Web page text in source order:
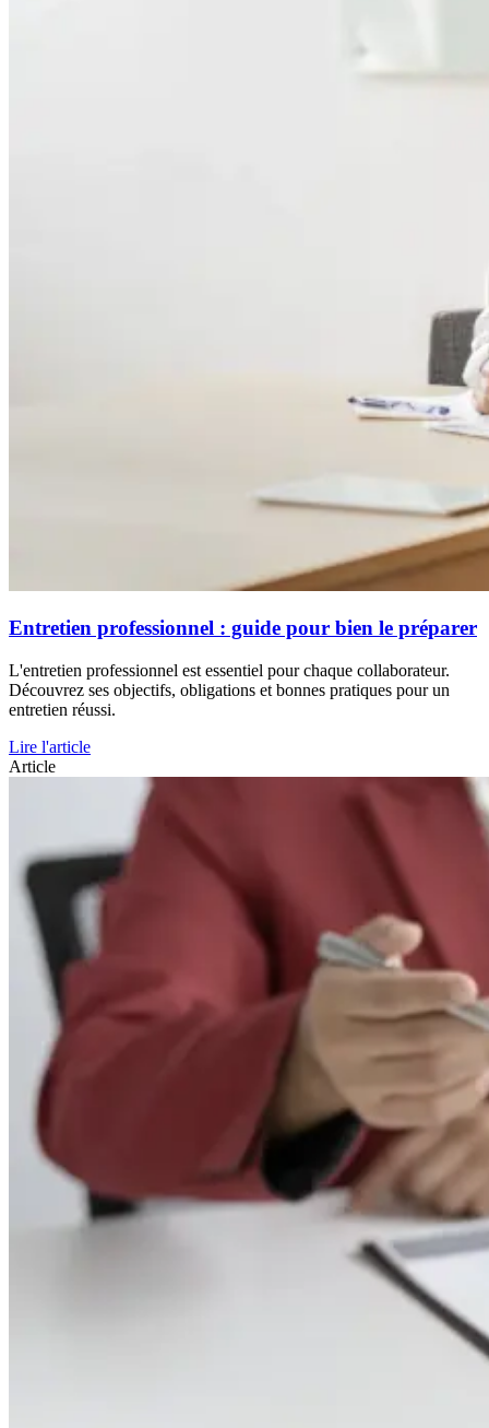
Entretien professionnel : guide pour bien le préparer
L'entretien professionnel est essentiel pour chaque collaborateur.
Découvrez ses objectifs, obligations et bonnes pratiques pour un
entretien réussi.
Lire l'article
Article